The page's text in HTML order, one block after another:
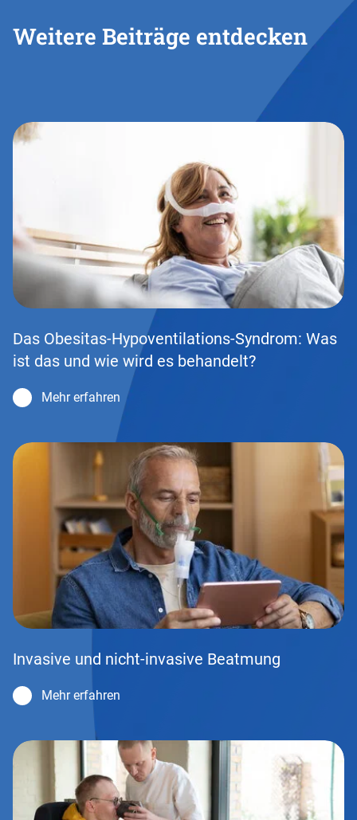
Weitere Beiträge entdecken
Das Obesitas-Hypoventilations-Syndrom: Was
ist das und wie wird es behandelt?
Mehr erfahren
Invasive und nicht-invasive Beatmung
Mehr erfahren